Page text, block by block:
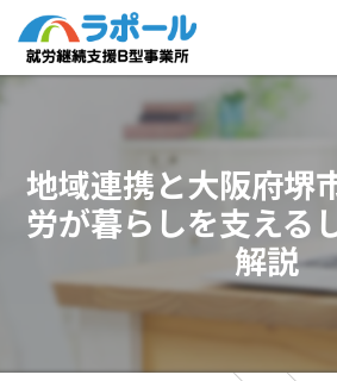
地域連携と大阪府堺
労が暮らしを支える
解説